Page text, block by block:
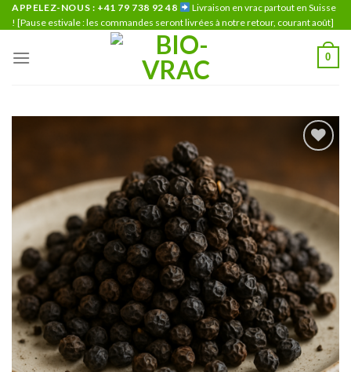
Skip
to
APPELEZ-NOUS : +41 79 738 92 48
Livraison en vrac partout en Suisse
! [Pause estivale : les commandes seront livrées à notre retour, courant août]
0
de
souhaits